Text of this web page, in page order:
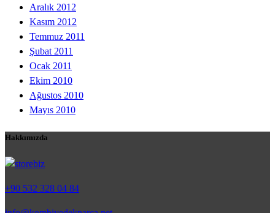
Aralık 2012
Kasım 2012
Temmuz 2011
Şubat 2011
Ocak 2011
Ekim 2010
Ağustos 2010
Mayıs 2010
Hakkımızda
+90 532 328 04 84